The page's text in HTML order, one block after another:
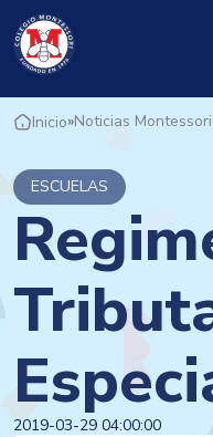
Inicio»Noticias Montessori
ESCUELAS
2019-03-29 04:00:00